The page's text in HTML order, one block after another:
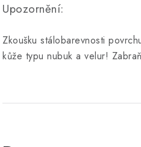
Upozornění:
Zkoušku stálobarevnosti
kůže typu nubuk a velur!